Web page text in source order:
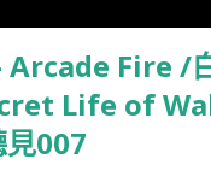
are not our own
則不然。我們能控制的是
是我們自己的行為。我們
職，總之，凡不是我們自
are by nature free,
Fire /
Life of
007